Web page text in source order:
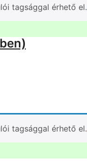
tagsággal érhető el.
tagsággal érhető el.